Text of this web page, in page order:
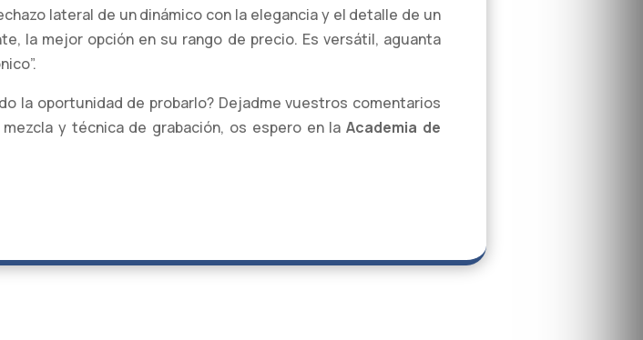
lateral de un dinámico con la elegancia y el detalle de un
la mejor opción en su rango de precio. Es versátil, aguanta
la oportunidad de probarlo? Dejadme vuestros comentarios
y técnica de grabación, os espero en laAcademia de